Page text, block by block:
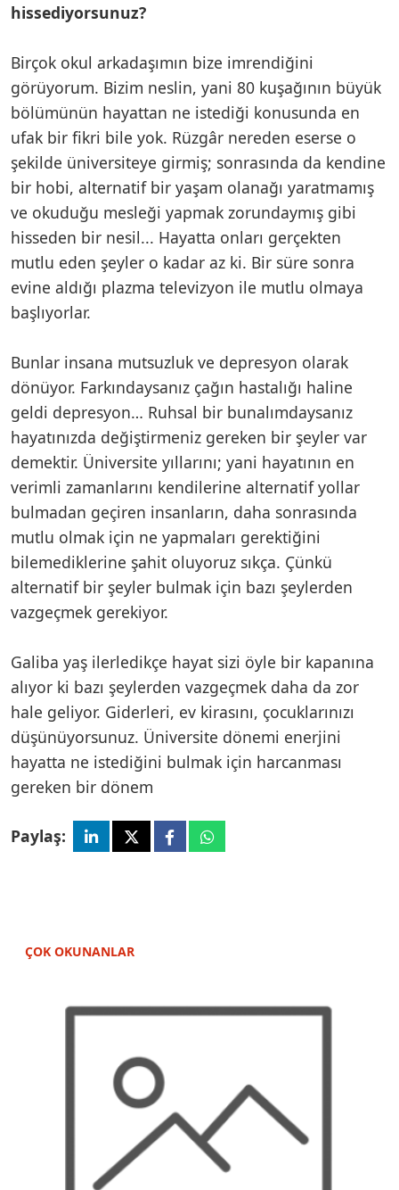
hissediyorsunuz?
Birçok okul arkadaşımın bize imrendiğini
görüyorum. Bizim neslin, yani 80 kuşağının büyük
bölümünün hayattan ne istediği konusunda en
ufak bir fikri bile yok. Rüzgâr nereden eserse o
şekilde üniversiteye girmiş; sonrasında da kendine
bir hobi, alternatif bir yaşam olanağı yaratmamış
ve okuduğu mesleği yapmak zorundaymış gibi
hisseden bir nesil... Hayatta onları gerçekten
mutlu eden şeyler o kadar az ki. Bir süre sonra
evine aldığı plazma televizyon ile mutlu olmaya
başlıyorlar.
Bunlar insana mutsuzluk ve depresyon olarak
dönüyor. Farkındaysanız çağın hastalığı haline
geldi depresyon… Ruhsal bir bunalımdaysanız
hayatınızda değiştirmeniz gereken bir şeyler var
demektir. Üniversite yıllarını; yani hayatının en
verimli zamanlarını kendilerine alternatif yollar
bulmadan geçiren insanların, daha sonrasında
mutlu olmak için ne yapmaları gerektiğini
bilemediklerine şahit oluyoruz sıkça. Çünkü
alternatif bir şeyler bulmak için bazı şeylerden
vazgeçmek gerekiyor.
Galiba yaş ilerledikçe hayat sizi öyle bir kapanına
alıyor ki bazı şeylerden vazgeçmek daha da zor
hale geliyor. Giderleri, ev kirasını, çocuklarınızı
düşünüyorsunuz. Üniversite dönemi enerjini
hayatta ne istediğini bulmak için harcanması
gereken bir dönem
Paylaş:
ÇOK OKUNANLAR